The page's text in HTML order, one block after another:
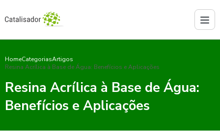
HomeCategoriasArtigos
Resina Acrílica à Base de Água: Benefícios e Aplicações
Resina Acrílica à Base de Água:
Benefícios e Aplicações